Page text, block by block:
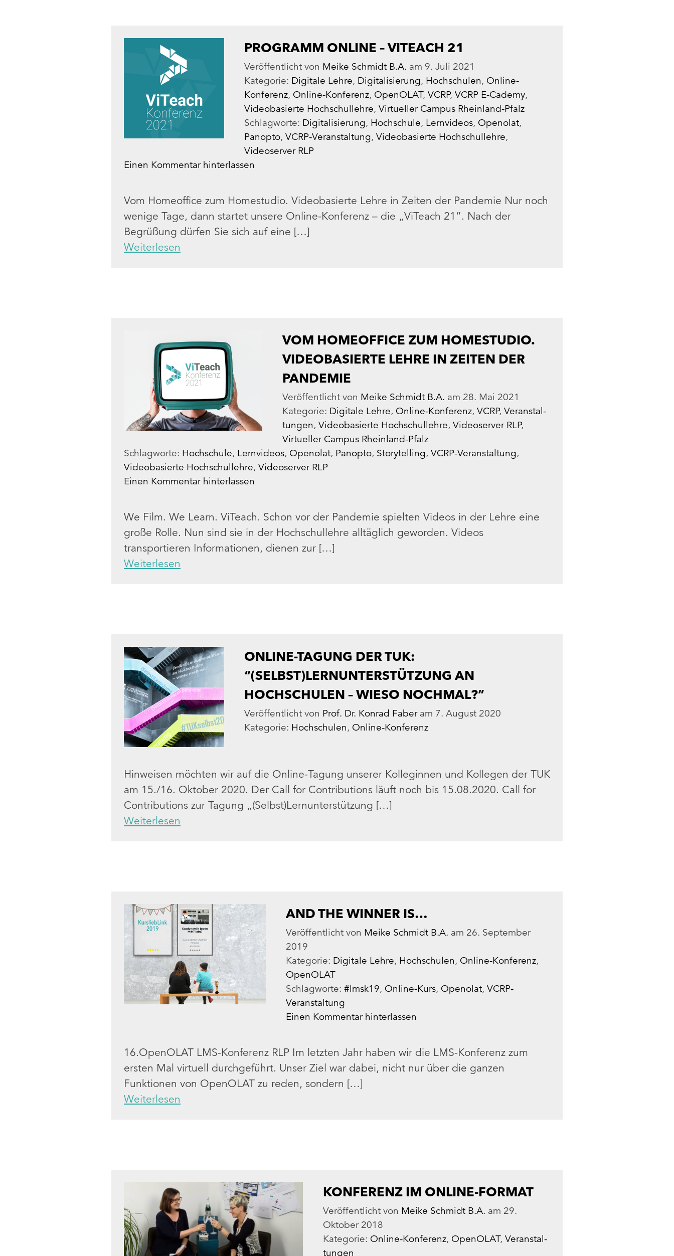
PROGRAMM ONLINE – VITEACH 21
Veröffentlicht von Meike Schmidt B.A. am 9. Juli 2021
Kategorie: Digitale Lehre, Digitalisierung, Hochschulen, Online-
Konferenz, Online-Konferenz, OpenOLAT, VCRP, VCRP E-Cademy,
Videobasierte Hochschullehre, Virtueller Campus Rheinland-Pfalz
Schlagworte: Digitalisierung, Hochschule, Lernvideos, Openolat,
Panopto, VCRP-Veranstaltung, Videobasierte Hochschullehre,
Videoserver RLP
Einen Kommentar hinterlassen
Vom Homeoffice zum Homestudio. Videobasierte Lehre in Zeiten der Pandemie Nur noch
wenige Tage, dann startet unsere Online-Konferenz – die „ViTeach 21”. Nach der
Begrüßung dürfen Sie sich auf eine […]
Weiterlesen
VOM HOMEOFFICE ZUM HOMESTUDIO.
VIDEOBASIERTE LEHRE IN ZEITEN DER
PANDEMIE
Veröffentlicht von Meike Schmidt B.A. am 28. Mai 2021
Kategorie: Digitale Lehre, Online-Konferenz,VCRP,Ver­an­stal­
tun­gen,Videobasierte Hochschullehre,Videoserver RLP,
Virtueller Campus Rheinland-Pfalz
Schlagworte: Hochschule, Lernvideos, Openolat, Panopto, Storytelling, VCRP-Veranstaltung,
Videobasierte Hochschullehre, Videoserver RLP
Einen Kommentar hinterlassen
We Film. We Learn. ViTeach. Schon vor der Pandemie spielten Videos in der Lehre eine
große Rolle. Nun sind sie in der Hochschullehre alltäglich geworden. Videos
transportieren Informationen, dienen zur […]
Weiterlesen
ONLINE-TAGUNG DER TUK:
“(SELBST)LERNUNTERSTÜTZUNG AN
HOCHSCHULEN – WIESO NOCHMAL?”
Veröffentlicht von Prof. Dr. Konrad Faberam 7. August 2020
Kategorie: Hochschulen, Online-Konferenz
Hinweisen möchten wir auf die Online-Tagung unserer Kolleginnen und Kollegen der TUK
am 15./16. Oktober 2020. Der Call for Contributions läuft noch bis 15.08.2020. Call for
Contributions zur Tagung „(Selbst)Lernunterstützung […]
Weiterlesen
AND THE WINNER IS…
Veröffentlicht von Meike Schmidt B.A. am 26. September
2019
Kategorie: Digitale Lehre, Hochschulen, Online-Konferenz,
OpenOLAT
Schlagworte: #lmsk19, Online-Kurs, Openolat, VCRP-
Veranstaltung
Einen Kommentar hinterlassen
16.OpenOLAT LMS-Konferenz RLP Im letzten Jahr haben wir die LMS-Konferenz zum
ersten Mal virtuell durchgeführt. Unser Ziel war dabei, nicht nur über die ganzen
Funktionen von OpenOLAT zu reden, sondern […]
Weiterlesen
KONFERENZ IM ONLINE-FORMAT
Veröffentlicht von Meike Schmidt B.A. am 29.
Oktober 2018
Kategorie: Online-Konferenz, OpenOLAT,Ver­an­stal­
tun­gen